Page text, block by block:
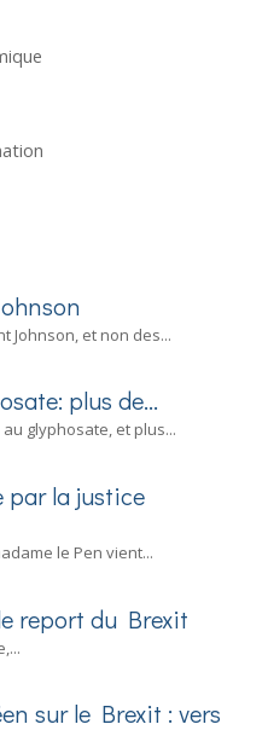
Johnson, et non des...
plus de...
glyphosate, et plus...
par la justice
le Pen vient...
report du Brexit
sur le Brexit : vers